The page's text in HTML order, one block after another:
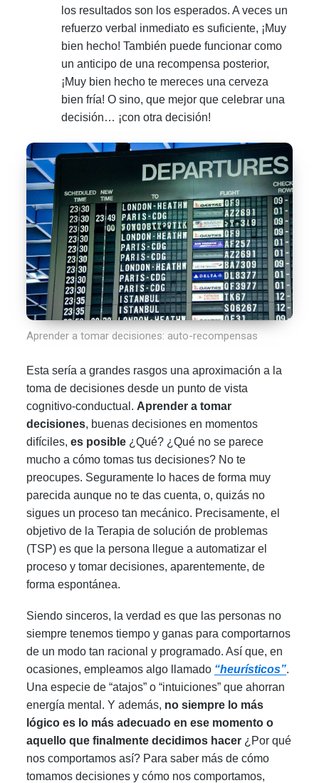
los resultados son los esperados. A veces un
refuerzo verbal inmediato es suficiente, ¡Muy
bien hecho! También puede funcionar como
un anticipo de una recompensa posterior,
¡Muy bien hecho te mereces una cerveza
bien fría! O sino, que mejor que celebrar una
decisión… ¡con otra decisión!
Aprender a tomar decisiones: auto-recompensas
Esta sería a grandes rasgos una aproximación a la
toma de decisiones desde un punto de vista
cognitivo-conductual. Aprender a tomar
decisiones, buenas decisiones en momentos
difíciles,es posible ¿Qué? ¿Qué no se parece
mucho a cómo tomas tus decisiones? No te
preocupes. Seguramente lo haces de forma muy
parecida aunque no te das cuenta, o, quizás no
sigues un proceso tan mecánico. Precisamente, el
objetivo de la Terapia de solución de problemas
(TSP) es que la persona llegue a automatizar el
proceso y tomar decisiones, aparentemente, de
forma espontánea.
Siendo sinceros, la verdad es que las personas no
siempre tenemos tiempo y ganas para comportarnos
de un modo tan racional y programado. Así que, en
ocasiones, empleamos algo llamado “heurísticos”.
Una especie de “atajos” o “intuiciones” que ahorran
energía mental. Y además, no siempre lo más
lógico es lo más adecuado en ese momento o
aquello que finalmente decidimos hacer ¿Por qué
nos comportamos así? Para saber más de cómo
tomamos decisiones y cómo nos comportamos,